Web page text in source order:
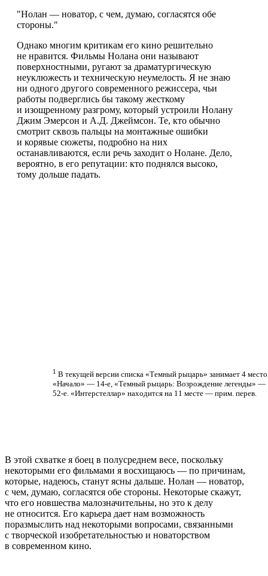
Нолан — новатор, с чем, думаю, согласятся обе
стороны.
Однако многим критикам его кино решительно
не нравится. Фильмы Нолана они называют
поверхностными, ругают за драматургическую
неуклюжесть и техническую неумелость. Я не знаю
ни одного другого современного режиссера, чьи
работы подверглись бы такому жесткому
и изощренному разгрому, который устроили Нолану
Джим Эмерсон и А.Д. Джеймсон. Те, кто обычно
смотрит сквозь пальцы на монтажные ошибки
и корявые сюжеты, подробно на них
останавливаются, если речь заходит о Нолане. Дело,
вероятно, в его репутации: кто поднялся высоко,
тому дольше падать.
1 В текущей версии списка «Темный рыцарь» занимает 4
«Начало» — 14-е, «Темный рыцарь: Возрождение легенды» —
52-е. «Интерстеллар» находится на 11 месте — прим. перев.
В этой схватке я боец в полусреднем весе, поскольку
некоторыми его фильмами я восхищаюсь — по причинам,
которые, надеюсь, станут ясны дальше. Нолан — новатор,
с чем, думаю, согласятся обе стороны. Некоторые скажут,
что его новшества малозначительны, но это к делу
не относится. Его карьера дает нам возможность
поразмыслить над некоторыми вопросами, связанными
с творческой изобретательностью и новаторством
в современном кино.